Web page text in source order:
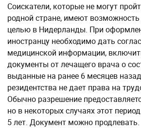
Соискатели, которые не могут
родной стране, имеют возможность
целью в Нидерланды. При
иностранцу необходимо дать
медицинской информации,
документы от лечащего врача о
выданные на ранее 6 месяцев
резидентства не дает права на
Обычно разрешение
но в некоторых случаях этот
5 лет. Документ можно продлевать.